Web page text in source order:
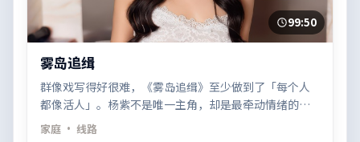
99:50
雾岛追缉
群像戏写得好很难，《雾岛追缉》至少做到了「每个人
都像活人」。杨紫不是唯一主角，却是最牵动情绪的那
根线。
家庭 · 线路